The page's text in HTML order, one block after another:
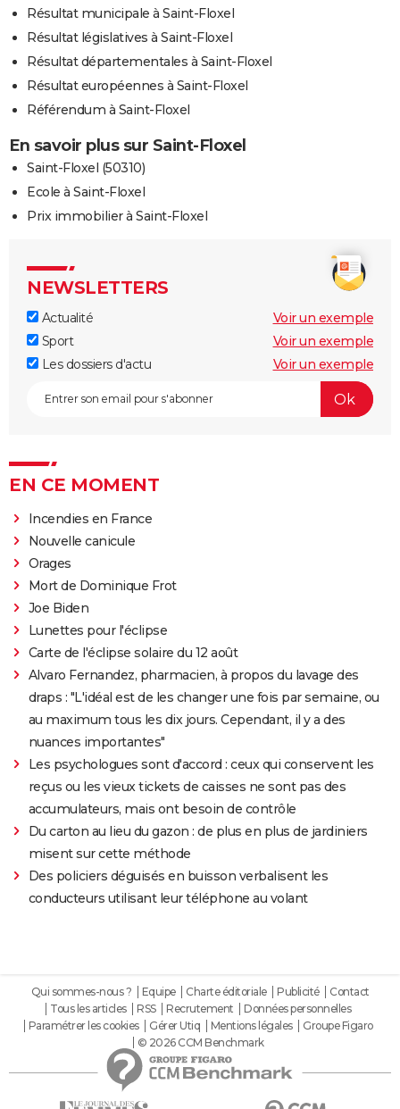
Résultat municipale à Saint-Floxel
Résultat législatives à Saint-Floxel
Résultat départementales à Saint-Floxel
Résultat européennes à Saint-Floxel
Référendum à Saint-Floxel
En savoir plus sur Saint-Floxel
Saint-Floxel (50310)
Ecole à Saint-Floxel
Prix immobilier à Saint-Floxel
NEWSLETTERS
Actualité
Voir un exemple
Sport
Voir un exemple
Les dossiers d'actu
Voir un exemple
EN CE MOMENT
Incendies en France
Nouvelle canicule
Orages
Mort de Dominique Frot
Joe Biden
Lunettes pour l'éclipse
Carte de l'éclipse solaire du 12 août
Alvaro Fernandez, pharmacien, à propos du lavage des
draps : "L'idéal est de les changer une fois par semaine, ou
au maximum tous les dix jours. Cependant, il y a des
nuances importantes"
Les psychologues sont d'accord : ceux qui conservent les
reçus ou les vieux tickets de caisses ne sont pas des
accumulateurs, mais ont besoin de contrôle
Du carton au lieu du gazon : de plus en plus de jardiniers
misent sur cette méthode
Des policiers déguisés en buisson verbalisent les
conducteurs utilisant leur téléphone au volant
Qui sommes-nous ? Equipe Charte éditoriale Publicité
Contact
Tous les articles
RSS Recrutement
Données personnelles
Paramétrer les cookies
Gérer Utiq Mentions légales
Groupe Figaro
© 2026 CCM Benchmark